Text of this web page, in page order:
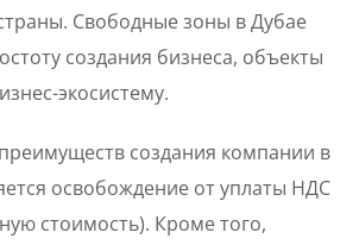
Свободные зоны в Дубае
создания бизнеса, объекты
экосистему.
создания компании в
освобождение от уплаты НДС
стоимость). Кроме того,